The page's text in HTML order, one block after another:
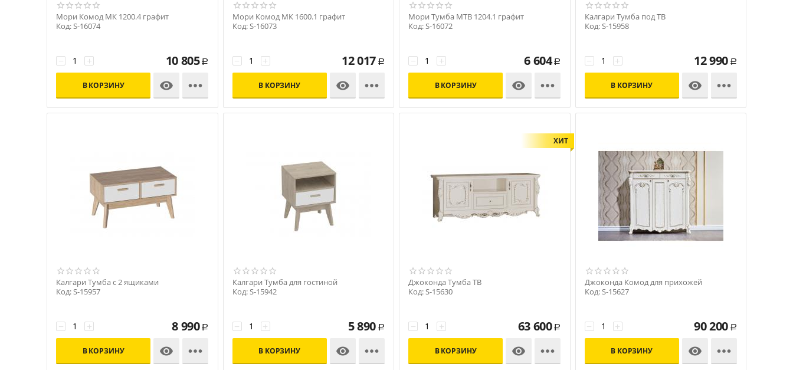
Мори Комод МК 1200.4 графит
Код: S-16074
+
− 10 805 Р
В КОРЗИНУ 

Мори Комод МК 1600.1 графит
Код: S-16073
+
− 12 017 Р
В КОРЗИНУ 

Мори Тумба МТВ 1204.1 графит
Код: S-16072
+
− 6 604 Р
В КОРЗИНУ 

Калгари Тумба под ТВ
Код: S-15958
+
− 12 990 Р
В КОРЗИНУ 

Калгари Тумба с 2 ящиками
Код: S-15957
+
− 8 990 Р
В КОРЗИНУ 

Калгари Тумба для гостиной
Код: S-15942
+
− 5 890 Р
В КОРЗИНУ 

ХИТ
Джоконда Тумба ТВ
Код: S-15630
+
− 63 600 Р
В КОРЗИНУ 

Джоконда Комод для прихожей
Код: S-15627
+
− 90 200 Р
В КОРЗИНУ 
